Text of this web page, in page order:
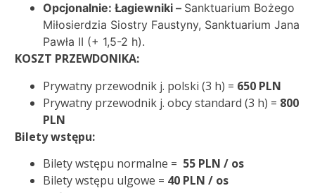
Opcjonalnie: Łagiewniki – Sanktuarium Bożego
Miłosierdzia Siostry Faustyny, Sanktuarium Jana
Pawła II (+ 1,5-2 h).
KOSZT PRZEWDONIKA:
Prywatny przewodnik j. polski (3 h) = 650 PLN
Prywatny przewodnik j. obcy standard (3 h) = 800
PLN
Bilety wstępu:
Bilety wstępu normalne = 55 PLN / os
Bilety wstępu ulgowe = 40 PLN / os